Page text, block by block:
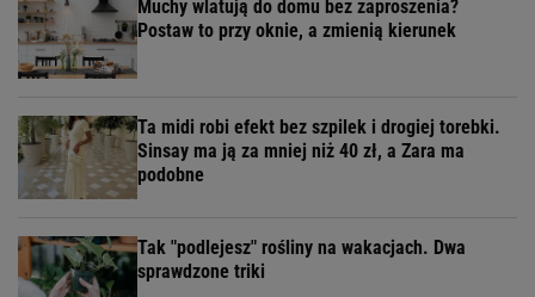
Muchy wlatują do domu bez zaproszenia?
Postaw to przy oknie, a zmienią kierunek
Ta midi robi efekt bez szpilek i drogiej torebki.
Sinsay ma ją za mniej niż 40 zł, a Zara ma
podobne
Tak "podlejesz" rośliny na wakacjach. Dwa
sprawdzone triki